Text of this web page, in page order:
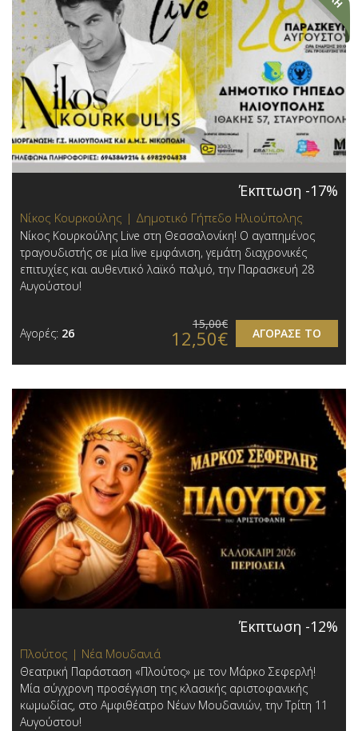
Έκπτωση -17%
Νίκος Κουρκούλης | Δημοτικό Γήπεδο Ηλιούπολης
Νίκος Κουρκούλης Live στη Θεσσαλονίκη! Ο αγαπημένος
τραγουδιστής σε μία live εμφάνιση, γεμάτη διαχρονικές
επιτυχίες και αυθεντικό λαϊκό παλμό, την Παρασκευή 28
Αυγούστου!
Αγορές: 26 ΑΓΟΡΑΣΕ ΤΟ
15,00€
12,50€
Έκπτωση -12%
Πλούτος | Νέα Μουδανιά
Θεατρική Παράσταση «Πλούτος» με τον Μάρκο Σεφερλή!
Μία σύγχρονη προσέγγιση της κλασικής αριστοφανικής
κωμωδίας, στο Αμφιθέατρο Νέων Μουδανιών, την Τρίτη 11
Αυγούστου!